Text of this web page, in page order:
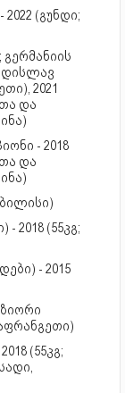
(გუნდი;
2021
და
- 2018
და
2018 (55კგ;
- 2015
(55კგ;